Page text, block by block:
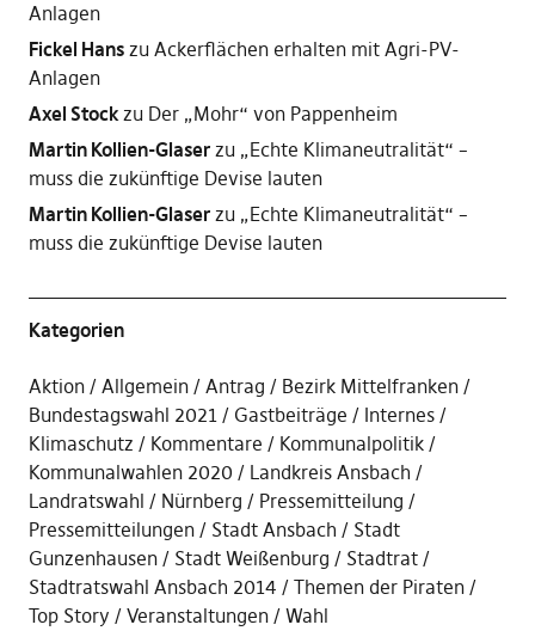
Anlagen
Fickel Hanszu Ackerflächen erhalten mit Agri-PV-
Anlagen
Axel Stockzu Der „Mohr“ von Pappenheim
Martin Kollien-Glaserzu „Echte Klimaneutralität“ –
muss die zukünftige Devise lauten
Martin Kollien-Glaserzu „Echte Klimaneutralität“ –
muss die zukünftige Devise lauten
Kategorien
Aktion Allgemein Antrag
Bezirk Mittelfranken
Bundestagswahl 2021
Gastbeiträge
Internes
Klimaschutz
Kommentare
Kommunalpolitik
Kommunalwahlen 2020
Landkreis Ansbach
Landratswahl
Nürnberg
Pressemitteilung
Pressemitteilungen
Stadt Ansbach
Stadt
Gunzenhausen
Stadt Weißenburg
Stadtrat
Stadtratswahl Ansbach 2014
Themen der Piraten
Top Story
Veranstaltungen Wahl